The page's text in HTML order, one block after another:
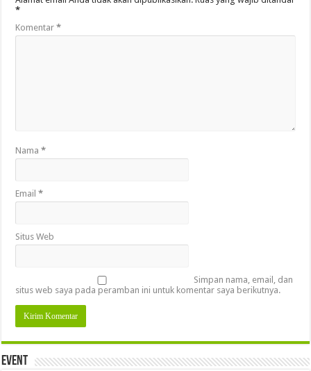
*
Komentar*
Nama*
Email*
Situs Web
Simpan nama, email, dan
situs web saya pada peramban ini untuk komentar saya berikutnya.
Event